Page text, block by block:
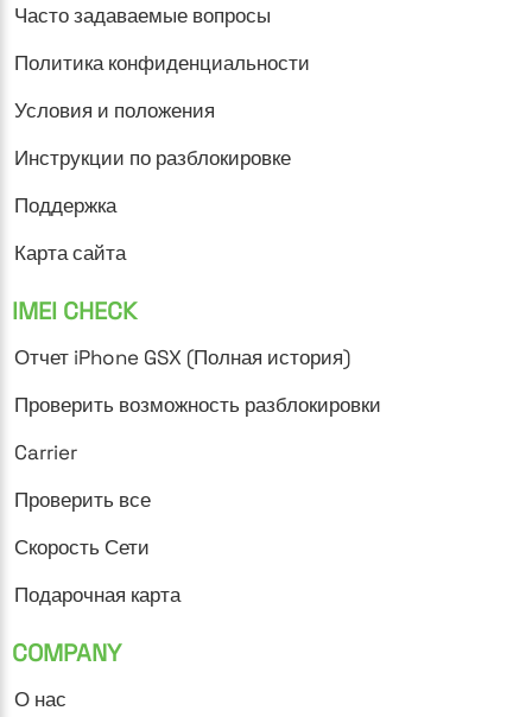
Часто задаваемые вопросы
Политика конфиденциальности
Условия и положения
Инструкции по разблокировке
Поддержка
Карта сайта
IMEI CHECK
Отчет iPhone GSX (Полная история)
Проверить возможность разблокировки
Carrier
Проверить все
Скорость Сети
Подарочная карта
COMPANY
О нас